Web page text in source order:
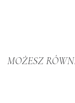
MOŻESZ